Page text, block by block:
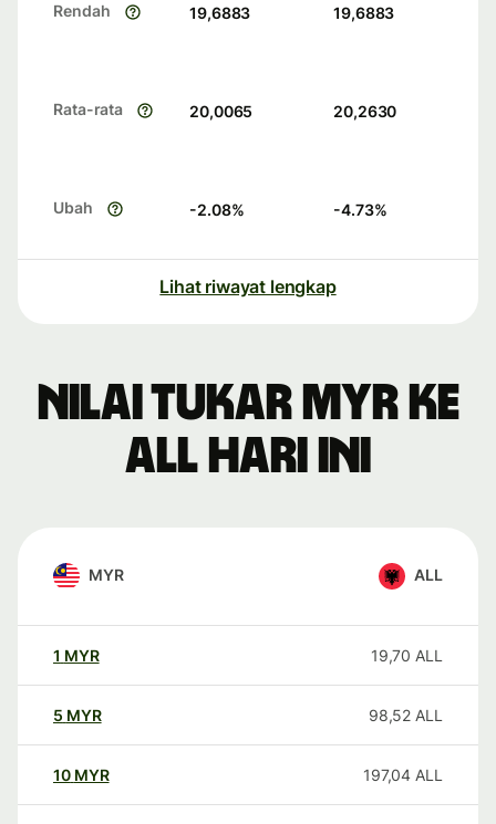
Rendah 19,6883 19,6883
Rata-rata 20,0065 20,2630
Ubah -2.08% -4.73%
Lihat riwayat lengkap
Nilai tukar MYR ke
ALL hari ini
MYR ALL
1 MYR 19,70 ALL
5 MYR 98,52 ALL
10 MYR 197,04 ALL